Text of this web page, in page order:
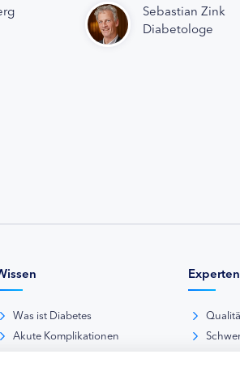
Sebastian Zink
Diabetologe
Was ist Diabetes
Akute Komplikationen
Experten